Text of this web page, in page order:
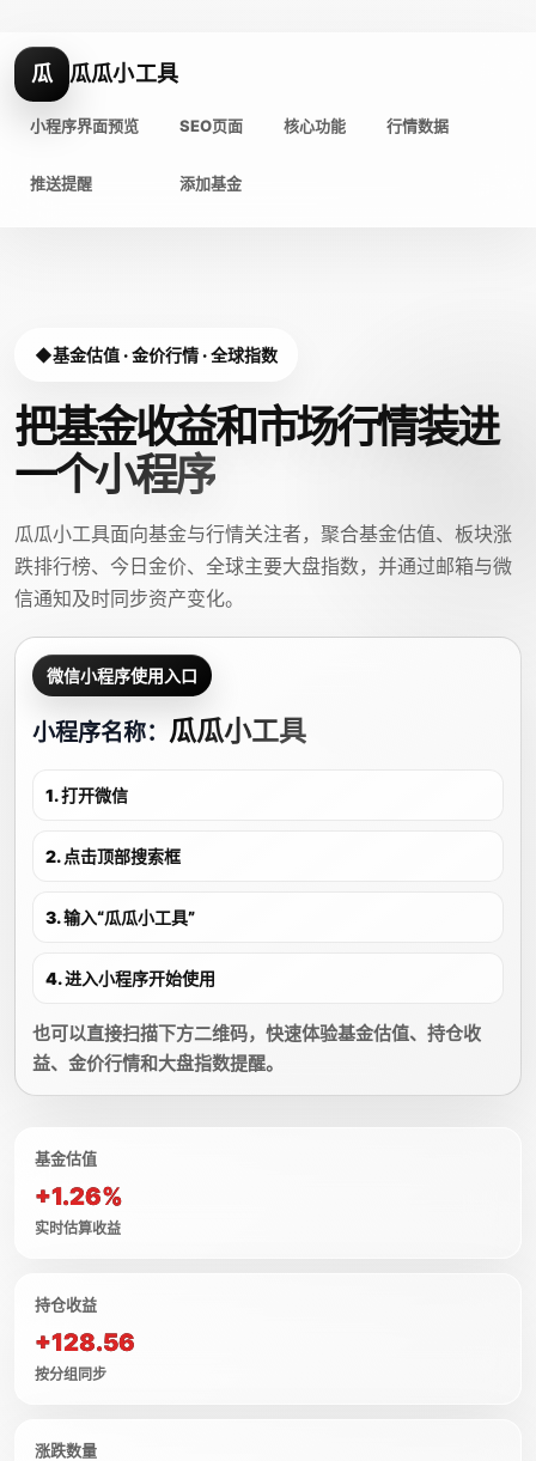
瓜 瓜瓜小工具
小程序界面预览 SEO页面 核心功能 行情数据
推送提醒 添加基金
基金估值 · 金价行情 · 全球指数
把基金收益和市场行情装进
一个小程序
瓜瓜小工具面向基金与行情关注者，聚合基金估值、板块涨
跌排行榜、今日金价、全球主要大盘指数，并通过邮箱与微
信通知及时同步资产变化。
微信小程序使用入口
小程序名称： 瓜瓜小工具
1. 打开微信
2. 点击顶部搜索框
3. 输入“瓜瓜小工具”
4. 进入小程序开始使用
也可以直接扫描下方二维码，快速体验基金估值、持仓收
益、金价行情和大盘指数提醒。
基金估值
+1.26%
实时估算收益
持仓收益
+128.56
按分组同步
涨跌数量